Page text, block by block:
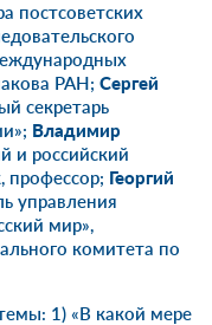
постсоветских
РАН; Сергей
секретарь
Владимир
и российский
профессор; Георгий
управления
мир»,
комитета по
1) «В какой мере